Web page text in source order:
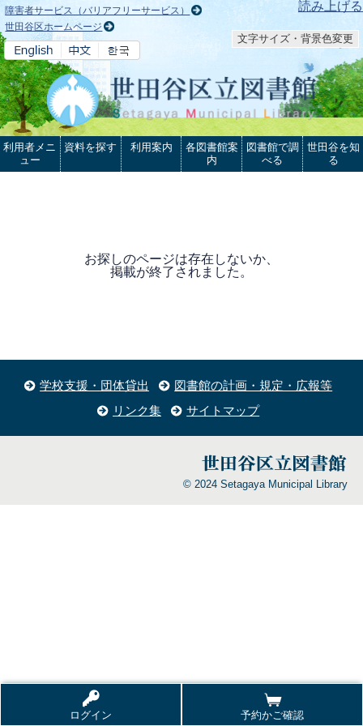
本文へ 読み上げる
障害者サービス（バリアフリーサービス）
世田谷区ホームページ
文字サイズ・背景色変更
ログイン 予約かご確認
利用者メニ
ュー
資料を探す 利用案内
各図書館案
内
図書館で調
べる
世田谷を知
る
お探しのページは存在しないか、
掲載が終了されました。
学校支援・団体貸出
図書館の計画・規定・広報等
リンク集
サイトマップ
© 2024 Setagaya Municipal Library